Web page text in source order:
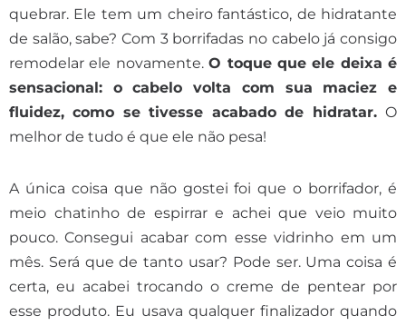
quebrar. Ele tem um cheiro fantástico, de hidratante
de salão, sabe? Com 3 borrifadas no cabelo já consigo
remodelar ele novamente.O toque que ele deixa é
sensacional: o cabelo volta com sua maciez e
fluidez, como se tivesse acabado de hidratar. O
melhor de tudo é que ele não pesa!
A única coisa que não gostei foi que o borrifador, é
meio chatinho de espirrar e achei que veio muito
pouco. Consegui acabar com esse vidrinho em um
mês. Será que de tanto usar? Pode ser. Uma coisa é
certa, eu acabei trocando o creme de pentear por
esse produto. Eu usava qualquer finalizador quando